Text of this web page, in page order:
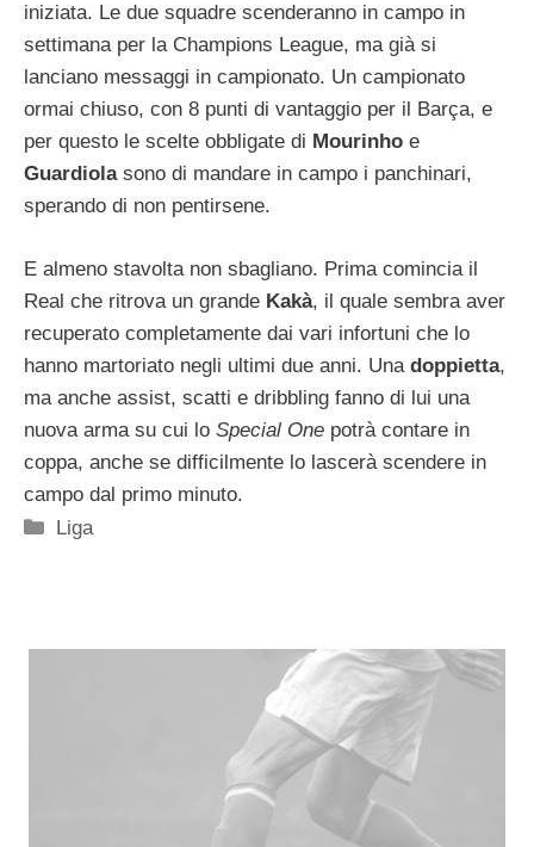
iniziata. Le due squadre scenderanno in campo in
settimana per la Champions League, ma già si
lanciano messaggi in campionato. Un campionato
ormai chiuso, con 8 punti di vantaggio per il Barça, e
per questo le scelte obbligate di Mourinho e
Guardiolasono di mandare in campo i panchinari,
sperando di non pentirsene.
E almeno stavolta non sbagliano. Prima comincia il
Real che ritrova un grande Kakà, il quale sembra aver
recuperato completamente dai vari infortuni che lo
hanno martoriato negli ultimi due anni. Una doppietta,
ma anche assist, scatti e dribbling fanno di lui una
nuova arma su cui lo Special One potrà contare in
coppa, anche se difficilmente lo lascerà scendere in
campo dal primo minuto.
Categorie
Liga